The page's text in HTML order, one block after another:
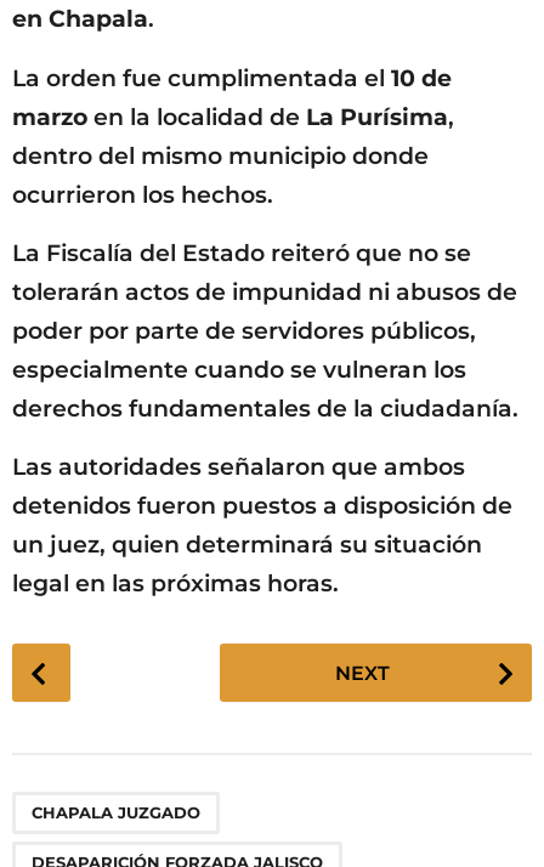
en Chapala.
La orden fue cumplimentada el 10 de
marzo en la localidad de La Purísima,
dentro del mismo municipio donde
ocurrieron los hechos.
La Fiscalía del Estado reiteró que no se
tolerarán actos de impunidad ni abusos de
poder por parte de servidores públicos,
especialmente cuando se vulneran los
derechos fundamentales de la ciudadanía.
Las autoridades señalaron que ambos
detenidos fueron puestos a disposición de
un juez, quien determinará su situación
legal en las próximas horas.
P
o
NEXT
CHAPALA JUZGADO
DESAPARICIÓN FORZADA JALISCO